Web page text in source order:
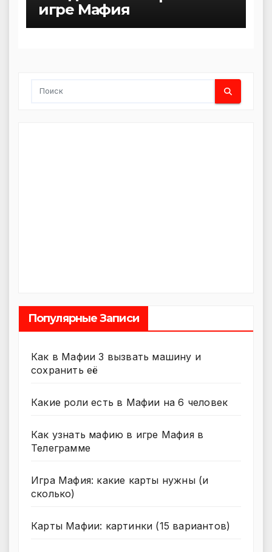
игре Мафия
Популярные Записи
Как в Мафии 3 вызвать машину и
сохранить её
Какие роли есть в Мафии на 6 человек
Как узнать мафию в игре Мафия в
Телеграмме
Игра Мафия: какие карты нужны (и
сколько)
Карты Мафии: картинки (15 вариантов)